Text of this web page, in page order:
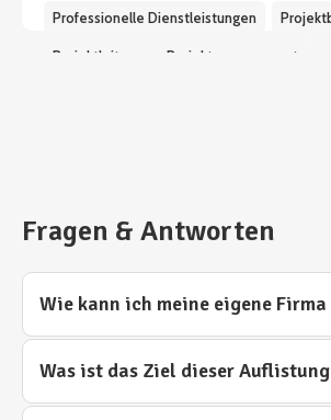
Professionelle Dienstleistungen
Projektleitung Projektmanagement
Fragen & Antworten
Wie kann ich meine eigene
Was ist das Ziel dieser